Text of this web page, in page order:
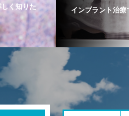
く知りた
インプラント治